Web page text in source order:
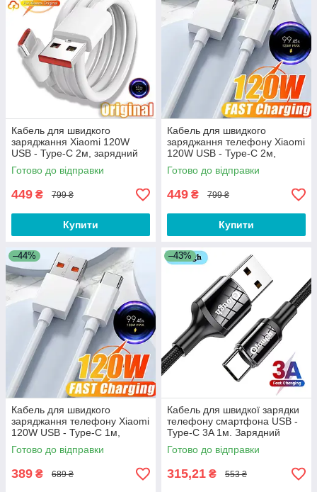
Кабель для швидкого
заряджання Xiaomi 120W
USB - Type-C 2м, зарядний
провід шнур для телефону
ЮСБ на Тайп Сі
Готово до відправки
449 ₴ 799 ₴
Купити
Кабель для швидкого
заряджання телефону Xiaomi
120W USB - Type-C 2м,
зарядний провід шнур ЮСБ
на Тайп Сі
Готово до відправки
449 ₴ 799 ₴
Купити
–44%
Кабель для швидкого
заряджання телефону Xiaomi
120W USB - Type-C 1м,
зарядний провід шнур ЮСБ
на Тайп Сі
Готово до відправки
389 ₴ 689 ₴
–43%
Кабель для швидкої зарядки
телефону смартфона USB -
Type-C 3A 1м. Зарядний
провід шнур ЮСБ на Тайп З
DC787-1B
Готово до відправки
315,21 ₴ 553 ₴